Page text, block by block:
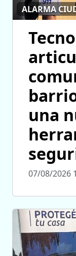
ALARMA
una
07/08/2026